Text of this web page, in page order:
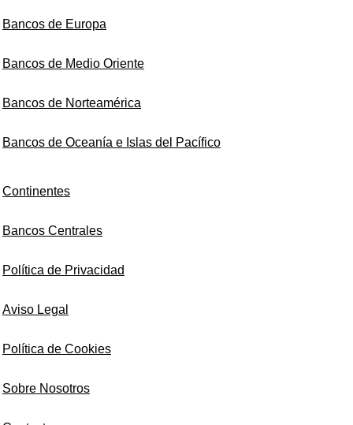
Bancos de Europa
Bancos de Medio Oriente
Bancos de Norteamérica
Bancos de Oceanía e Islas del Pacífico
Continentes
Bancos Centrales
Política de Privacidad
Aviso Legal
Política de Cookies
Sobre Nosotros